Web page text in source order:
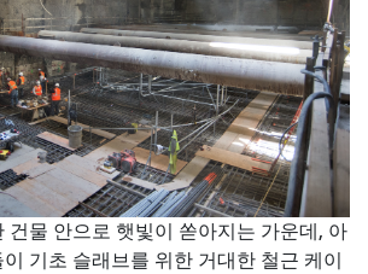
건물 안으로 햇빛이 쏟아지는 가운데, 아
기초 슬래브를 위한 거대한 철근 케이